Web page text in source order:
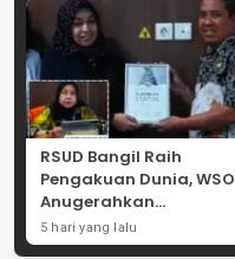
RSUD Bangil Raih
Pengakuan Dunia, WSO
Anugerahkan
Penghargaan
Internasional untuk
5 hari yang lalu